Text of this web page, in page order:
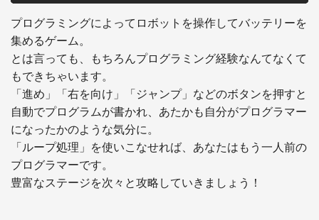
プログラミングによってロボットを操作してバッテリーを
集めるゲーム。
とは言っても、もちろんプログラミング経験なんてなくて
もできちゃいます。
「進め」「右を向け」「ジャンプ」などのボタンを押すと
自動でプログラムが書かれ、あたかも自分がプログラマー
になったかのような気分に。
「ループ処理」を使いこなせれば、あなたはもう一人前の
プログラマーです。
豊富なステージを次々と攻略していきましょう！